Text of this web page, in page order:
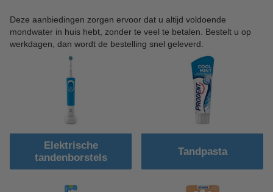
Deze aanbiedingen zorgen ervoor dat u altijd voldoende
mondwater in huis hebt, zonder te veel te betalen. Bestelt u op
werkdagen, dan wordt de bestelling snel geleverd.
Elektrische
tandenborstels
Tandpasta